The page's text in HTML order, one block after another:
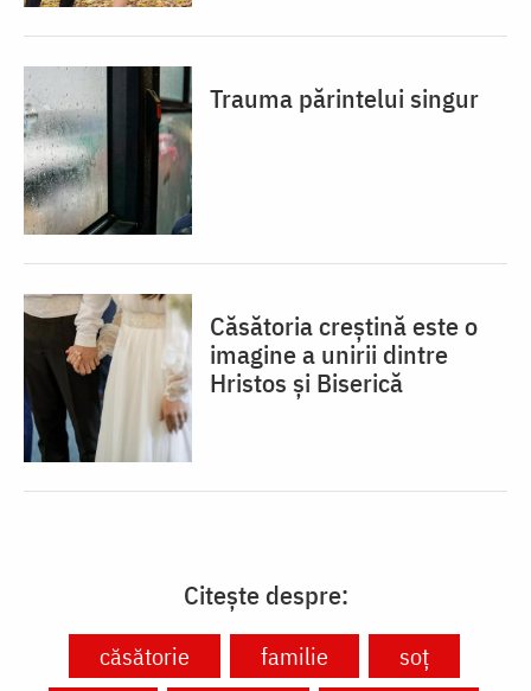
Trauma părintelui singur
Căsătoria creștină este o
imagine a unirii dintre
Hristos și Biserică
Citește despre:
căsătorie familie
soț